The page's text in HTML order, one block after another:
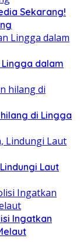
Sekarang!
Lingga dalam
di Lingga
Laut
Ingatkan